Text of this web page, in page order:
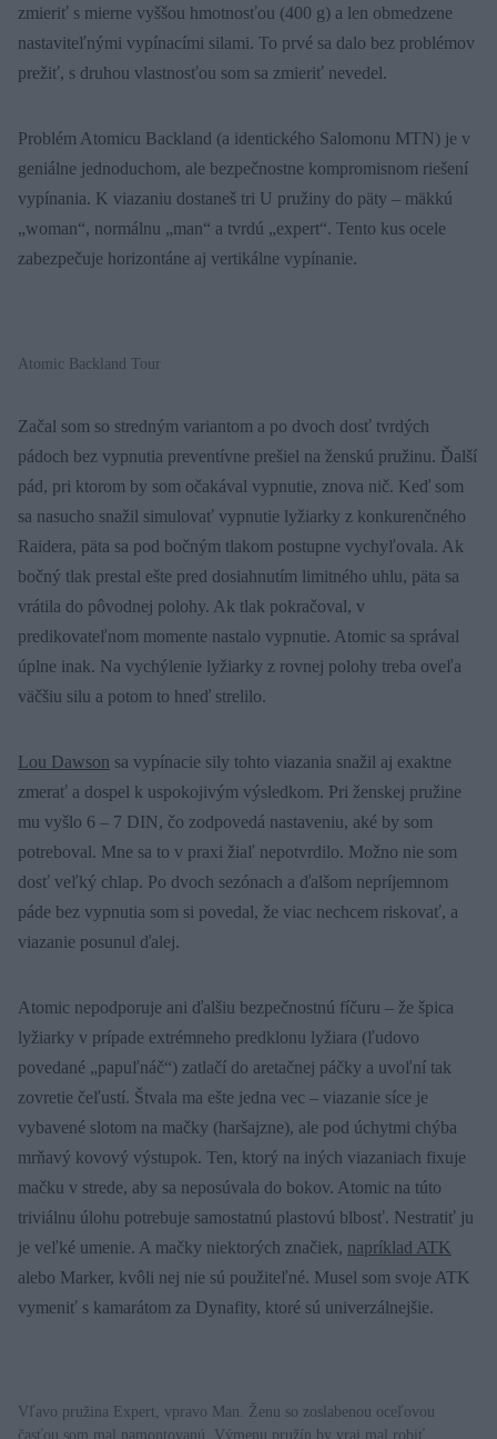
zmieriť s mierne vyššou hmotnosťou (400 g) a len obmedzene
nastaviteľnými vypínacími silami. To prvé sa dalo bez problémov
prežiť, s druhou vlastnosťou som sa zmieriť nevedel.
Problém Atomicu Backland (a identického Salomonu MTN) je v
geniálne jednoduchom, ale bezpečnostne kompromisnom riešení
vypínania. K viazaniu dostaneš tri U pružiny do päty – mäkkú
„woman“, normálnu „man“ a tvrdú „expert“. Tento kus ocele
zabezpečuje horizontáne aj vertikálne vypínanie.
Atomic Backland Tour
Začal som so stredným variantom a po dvoch dosť tvrdých
pádoch bez vypnutia preventívne prešiel na ženskú pružinu. Ďalší
pád, pri ktorom by som očakával vypnutie, znova nič. Keď som
sa nasucho snažil simulovať vypnutie lyžiarky z konkurenčného
Raidera, päta sa pod bočným tlakom postupne vychyľovala. Ak
bočný tlak prestal ešte pred dosiahnutím limitného uhlu, päta sa
vrátila do pôvodnej polohy. Ak tlak pokračoval, v
predikovateľnom momente nastalo vypnutie. Atomic sa správal
úplne inak. Na vychýlenie lyžiarky z rovnej polohy treba oveľa
väčšiu silu a potom to hneď strelilo.
Lou Dawson sa vypínacie sily tohto viazania snažil aj exaktne
zmerať a dospel k uspokojivým výsledkom. Pri ženskej pružine
mu vyšlo 6 – 7 DIN, čo zodpovedá nastaveniu, aké by som
potreboval. Mne sa to v praxi žiaľ nepotvrdilo. Možno nie som
dosť veľký chlap. Po dvoch sezónach a ďalšom nepríjemnom
páde bez vypnutia som si povedal, že viac nechcem riskovať, a
viazanie posunul ďalej.
Atomic nepodporuje ani ďalšiu bezpečnostnú fíčuru – že špica
lyžiarky v prípade extrémneho predklonu lyžiara (ľudovo
povedané „papuľnáč“) zatlačí do aretačnej páčky a uvoľní tak
zovretie čeľustí. Štvala ma ešte jedna vec – viazanie síce je
vybavené slotom na mačky (haršajzne), ale pod úchytmi chýba
mrňavý kovový výstupok. Ten, ktorý na iných viazaniach fixuje
mačku v strede, aby sa neposúvala do bokov. Atomic na túto
triviálnu úlohu potrebuje samostatnú plastovú blbosť. Nestratiť ju
je veľké umenie. A mačky niektorých značiek, napríklad ATK
alebo Marker, kvôli nej nie sú použiteľné. Musel som svoje ATK
vymeniť s kamarátom za Dynafity, ktoré sú univerzálnejšie.
Vľavo pružina Expert, vpravo Man. Ženu so zoslabenou oceľovou
časťou som mal namontovanú. Výmenu pružín by vraj mal robiť